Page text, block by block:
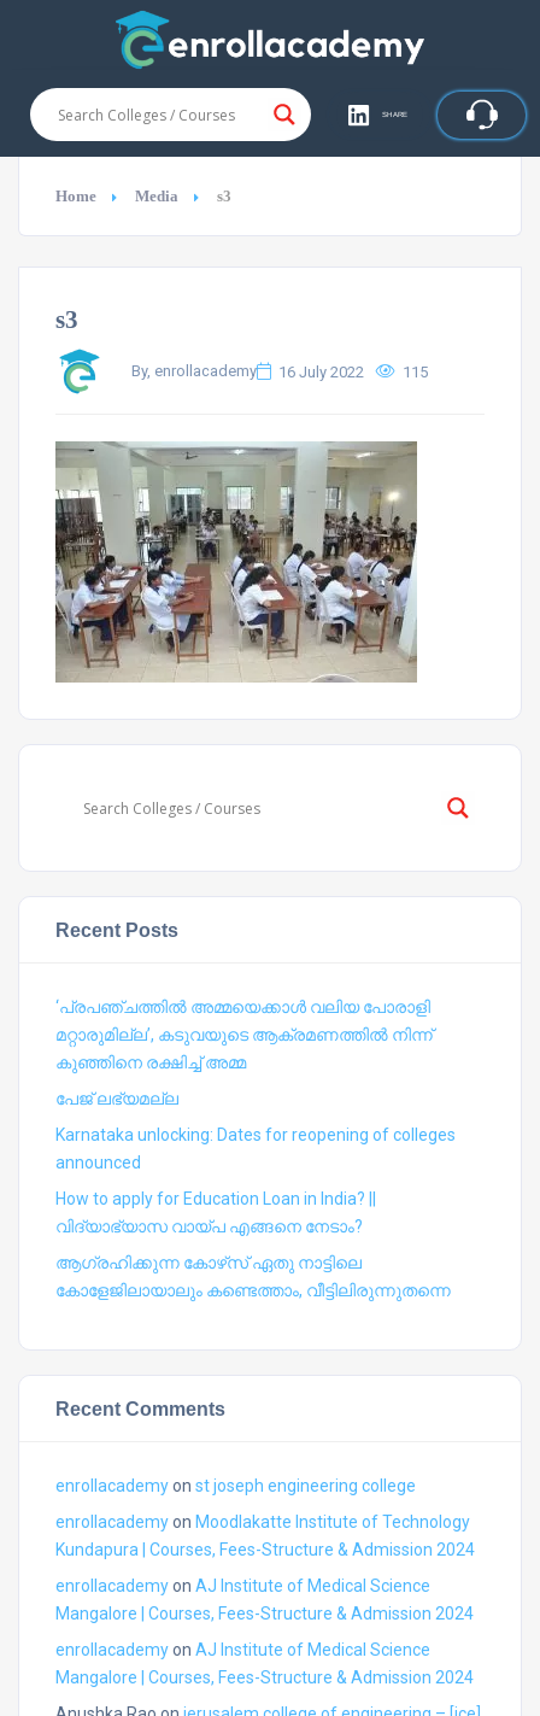
SHARE
Home Media s3
s3
By, enrollacademy 16 July 2022 115
Recent Posts
‘പ്രപഞ്ചത്തില്‍ അമ്മയെക്കാള്‍ വലിയ പോരാളി
മറ്റാരുമില്ല’, കടുവയുടെ ആക്രമണത്തില്‍ നിന്ന്
കുഞ്ഞിനെ രക്ഷിച്ച് അമ്മ
പേജ് ലഭ്യമല്ല
Karnataka unlocking: Dates for reopening of colleges
announced
How to apply for Education Loan in India? ||
വിദ്യാഭ്യാസ വായ്പ എങ്ങനെ നേടാം?
ആഗ്രഹിക്കുന്ന കോഴ്‍സ് ഏതു നാട്ടിലെ
കോളേജിലായാലും കണ്ടെത്താം, വീട്ടിലിരുന്നുതന്നെ
Recent Comments
enrollacademyon st joseph engineering college
enrollacademyon Moodlakatte Institute of Technology
Kundapura | Courses, Fees-Structure & Admission 2024
enrollacademyon AJ Institute of Medical Science
Mangalore | Courses, Fees-Structure & Admission 2024
enrollacademyon AJ Institute of Medical Science
Mangalore | Courses, Fees-Structure & Admission 2024